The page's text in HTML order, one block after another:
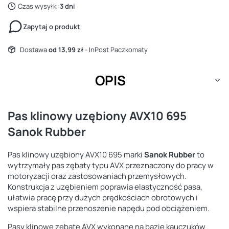
Czas wysyłki:3 dni
Zapytaj o produkt
Dostawaod 13,99 zł- InPost Paczkomaty
OPIS
Pas klinowy uzębiony AVX10 695
Sanok Rubber
Pas klinowy uzębiony AVX10 695 markiSanok Rubberto
wytrzymały pas zębaty typu AVX przeznaczony do pracy w
motoryzacji oraz zastosowaniach przemysłowych.
Konstrukcja z uzębieniem poprawia elastyczność pasa,
ułatwia pracę przy dużych prędkościach obrotowych i
wspiera stabilne przenoszenie napędu pod obciążeniem.
Pasy klinowe zębate AVX wykonane na bazie kauczuków